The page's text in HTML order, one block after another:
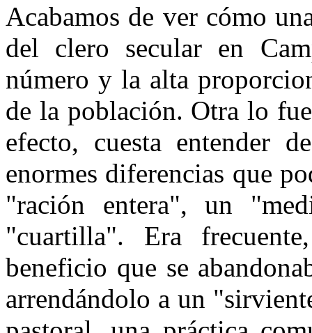
Acabamos de ver cómo
del clero secular en
número y la alta
de la población. Otra lo
efecto, cuesta entender
enormes diferencias que
"ración entera", un
"cuartilla". Era
beneficio que se
arrendándolo a un